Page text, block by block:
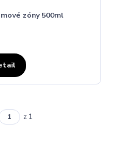
zóny 500ml
z 1